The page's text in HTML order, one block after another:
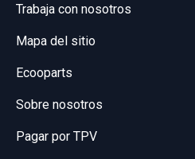
Trabaja con nosotros
Mapa del sitio
Ecooparts
Sobre nosotros
Pagar por TPV